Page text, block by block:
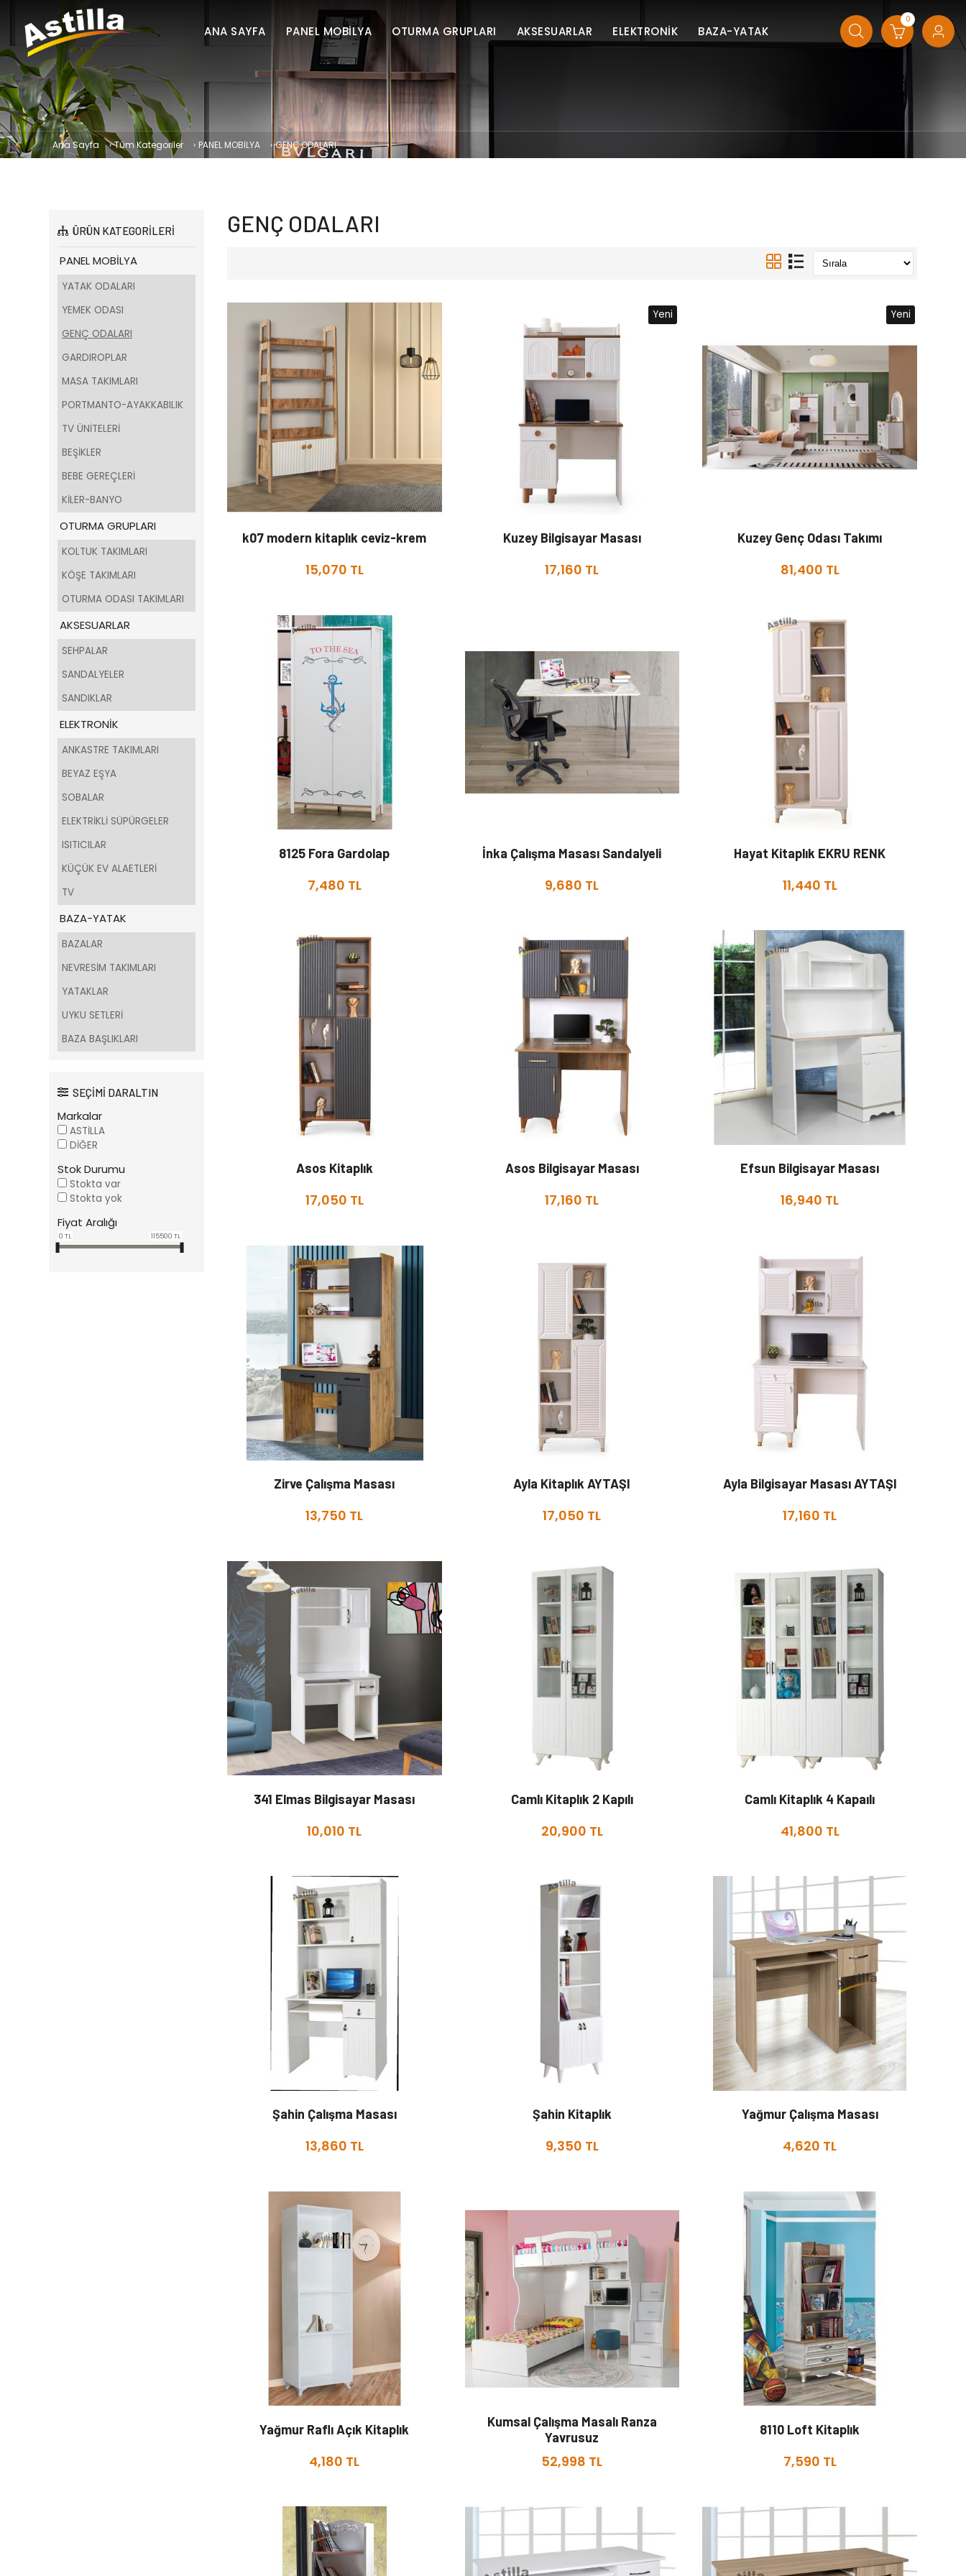
ANA SAYFA PANEL MOBİLYA OTURMA GRUPLARI AKSESUARLAR ELEKTRONİK BAZA-YATAK
0
Ana Sayfa › Tüm Kategoriler › PANEL MOBİLYA › GENÇ ODALARI
ÜRÜN KATEGORİLERİ
PANEL MOBİLYA
YATAK ODALARI
YEMEK ODASI
GENÇ ODALARI
GARDIROPLAR
MASA TAKIMLARI
PORTMANTO-AYAKKABILIK
TV ÜNİTELERİ
BEŞİKLER
BEBE GEREÇLERİ
KİLER-BANYO
OTURMA GRUPLARI
KOLTUK TAKIMLARI
KÖŞE TAKIMLARI
OTURMA ODASI TAKIMLARI
AKSESUARLAR
SEHPALAR
SANDALYELER
SANDIKLAR
ELEKTRONİK
ANKASTRE TAKIMLARI
BEYAZ EŞYA
SOBALAR
ELEKTRİKLİ SÜPÜRGELER
ISITICILAR
KÜÇÜK EV ALAETLERİ
TV
BAZA-YATAK
BAZALAR
NEVRESİM TAKIMLARI
YATAKLAR
UYKU SETLERİ
BAZA BAŞLIKLARI
SEÇİMİ DARALTIN
Markalar
ASTİLLA
DİĞER
Stok Durumu
Stokta var
Stokta yok
Fiyat Aralığı
0 TL 115500 TL
GENÇ ODALARI
k07 modern kitaplık ceviz-krem
15,070 TL
Yeni
Kuzey Bilgisayar Masası
17,160 TL
Yeni
Kuzey Genç Odası Takımı
81,400 TL
8125 Fora Gardolap
7,480 TL
İnka Çalışma Masası Sandalyeli
9,680 TL
Hayat Kitaplık EKRU RENK
11,440 TL
Asos Kitaplık
17,050 TL
Asos Bilgisayar Masası
17,160 TL
Efsun Bilgisayar Masası
16,940 TL
Zirve Çalışma Masası
13,750 TL
Ayla Kitaplık AYTAŞI
17,050 TL
Ayla Bilgisayar Masası AYTAŞI
17,160 TL
341 Elmas Bilgisayar Masası
10,010 TL
Camlı Kitaplık 2 Kapılı
20,900 TL
Camlı Kitaplık 4 Kapaılı
41,800 TL
Şahin Çalışma Masası
13,860 TL
Şahin Kitaplık
9,350 TL
Yağmur Çalışma Masası
4,620 TL
Yağmur Raflı Açık Kitaplık
4,180 TL
Kumsal Çalışma Masalı Ranza
Yavrusuz
52,998 TL
8110 Loft Kitaplık
7,590 TL